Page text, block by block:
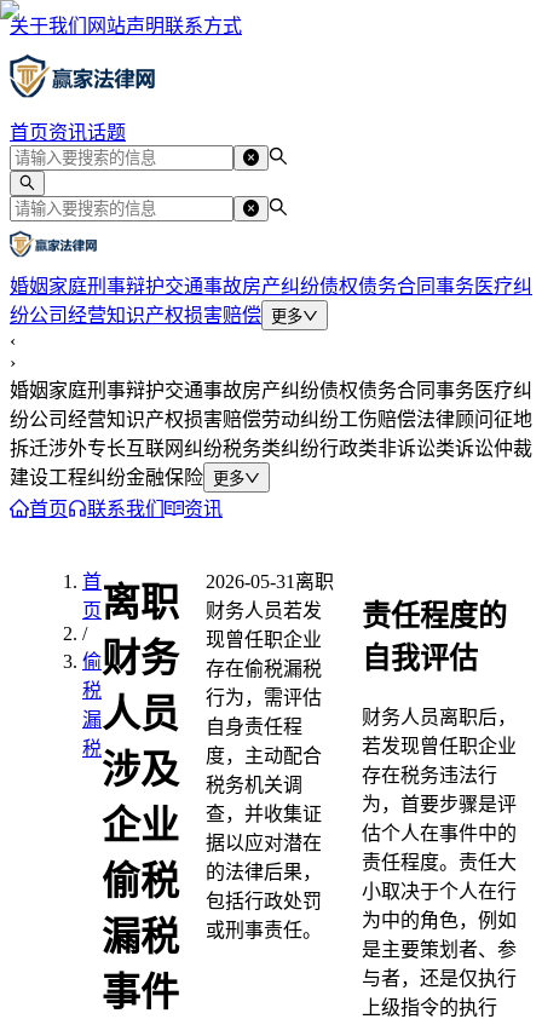
关于我们 网站声明联系方式
首页资讯话题
婚姻家庭刑事辩护交通事故房产纠纷债权债务合同事务医疗纠
纷公司经营知识产权损害赔偿 更多
‹
›
婚姻家庭刑事辩护交通事故房产纠纷债权债务合同事务医疗纠
纷公司经营知识产权损害赔偿劳动纠纷工伤赔偿法律顾问征地
拆迁涉外专长互联网纠纷税务类纠纷行政类非诉讼类诉讼仲裁
建设工程纠纷金融保险 更多
首页 联系我们 资讯
首
页
/
偷
税
漏
税
离职
财务
人员
涉及
企业
偷税
漏税
事件
2026-05-31 离职
财务人员若发
现曾任职企业
存在偷税漏税
行为，需评估
自身责任程
度，主动配合
税务机关调
查，并收集证
据以应对潜在
的法律后果，
包括行政处罚
或刑事责任。
责任程度的
自我评估
财务人员离职后，
若发现曾任职企业
存在税务违法行
为，首要步骤是评
估个人在事件中的
责任程度。责任大
小取决于个人在行
为中的角色，例如
是主要策划者、参
与者，还是仅执行
上级指令的执行